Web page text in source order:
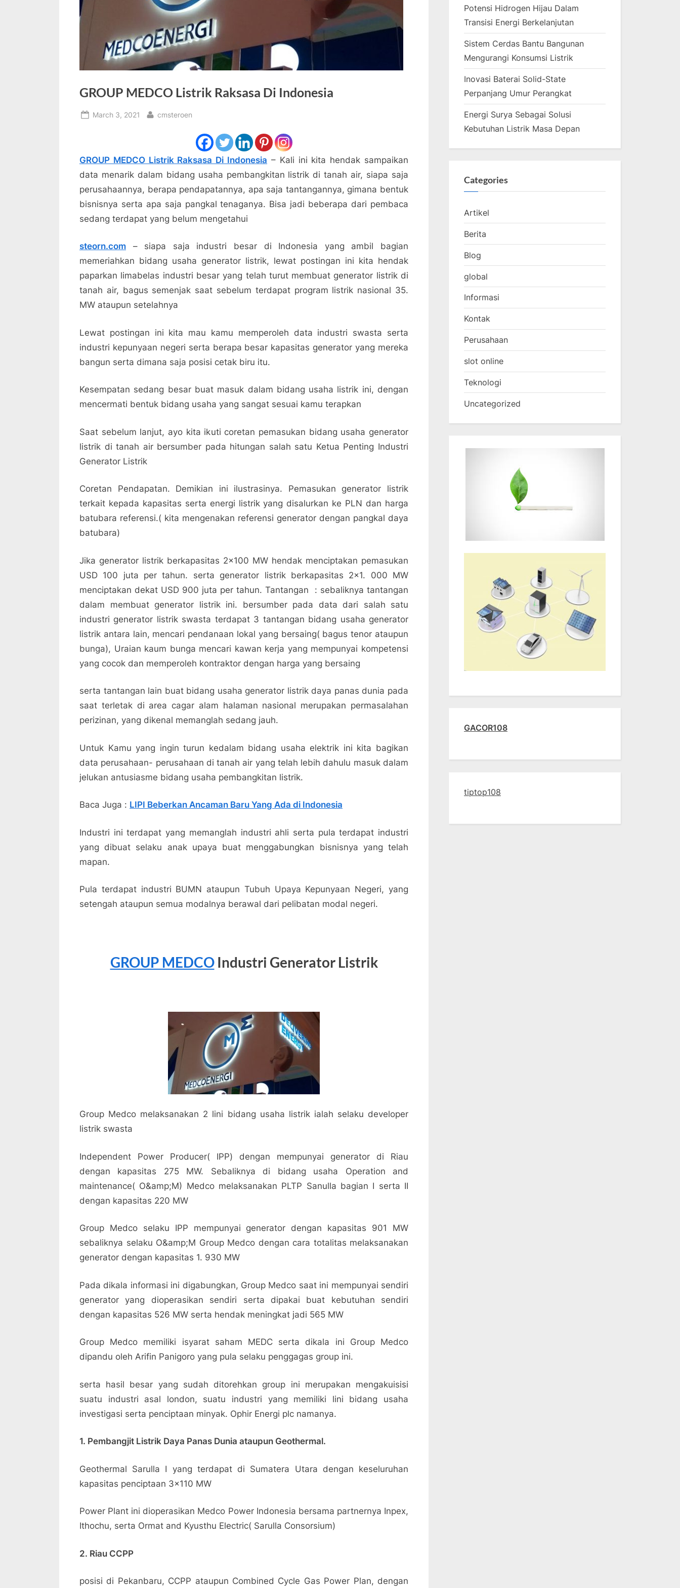
GROUP MEDCO Listrik Raksasa Di Indonesia
Posted
March 3, 2021 By
cmsteroen
GROUP MEDCO Listrik Raksasa Di Indonesia – Kali ini kita hendak sampaikan
data menarik dalam bidang usaha pembangkitan listrik di tanah air, siapa saja
perusahaannya, berapa pendapatannya, apa saja tantangannya, gimana bentuk
bisnisnya serta apa saja pangkal tenaganya. Bisa jadi beberapa dari pembaca
sedang terdapat yang belum mengetahui
steorn.com – siapa saja industri besar di Indonesia yang ambil bagian
memeriahkan bidang usaha generator listrik, lewat postingan ini kita hendak
paparkan limabelas industri besar yang telah turut membuat generator listrik di
tanah air, bagus semenjak saat sebelum terdapat program listrik nasional 35.
MW ataupun setelahnya
Lewat postingan ini kita mau kamu memperoleh data industri swasta serta
industri kepunyaan negeri serta berapa besar kapasitas generator yang mereka
bangun serta dimana saja posisi cetak biru itu.
Kesempatan sedang besar buat masuk dalam bidang usaha listrik ini, dengan
mencermati bentuk bidang usaha yang sangat sesuai kamu terapkan
Saat sebelum lanjut, ayo kita ikuti coretan pemasukan bidang usaha generator
listrik di tanah air bersumber pada hitungan salah satu Ketua Penting Industri
Generator Listrik
Coretan Pendapatan. Demikian ini ilustrasinya. Pemasukan generator listrik
terkait kepada kapasitas serta energi listrik yang disalurkan ke PLN dan harga
batubara referensi.( kita mengenakan referensi generator dengan pangkal daya
batubara)
Jika generator listrik berkapasitas 2×100 MW hendak menciptakan pemasukan
USD 100 juta per tahun. serta generator listrik berkapasitas 2×1. 000 MW
menciptakan dekat USD 900 juta per tahun. Tantangan : sebaliknya tantangan
dalam membuat generator listrik ini. bersumber pada data dari salah satu
industri generator listrik swasta terdapat 3 tantangan bidang usaha generator
listrik antara lain, mencari pendanaan lokal yang bersaing( bagus tenor ataupun
bunga), Uraian kaum bunga mencari kawan kerja yang mempunyai kompetensi
yang cocok dan memperoleh kontraktor dengan harga yang bersaing
serta tantangan lain buat bidang usaha generator listrik daya panas dunia pada
saat terletak di area cagar alam halaman nasional merupakan permasalahan
perizinan, yang dikenal memanglah sedang jauh.
Untuk Kamu yang ingin turun kedalam bidang usaha elektrik ini kita bagikan
data perusahaan- perusahaan di tanah air yang telah lebih dahulu masuk dalam
jelukan antusiasme bidang usaha pembangkitan listrik.
Baca Juga : LIPI Beberkan Ancaman Baru Yang Ada di Indonesia
Industri ini terdapat yang memanglah industri ahli serta pula terdapat industri
yang dibuat selaku anak upaya buat menggabungkan bisnisnya yang telah
mapan.
Pula terdapat industri BUMN ataupun Tubuh Upaya Kepunyaan Negeri, yang
setengah ataupun semua modalnya berawal dari pelibatan modal negeri.
GROUP MEDCOIndustri Generator Listrik
Group Medco melaksanakan 2 lini bidang usaha listrik ialah selaku developer
listrik swasta
Independent Power Producer( IPP) dengan mempunyai generator di Riau
dengan kapasitas 275 MW. Sebaliknya di bidang usaha Operation and
maintenance( O&amp;M) Medco melaksanakan PLTP Sanulla bagian I serta II
dengan kapasitas 220 MW
Group Medco selaku IPP mempunyai generator dengan kapasitas 901 MW
sebaliknya selaku O&amp;M Group Medco dengan cara totalitas melaksanakan
generator dengan kapasitas 1. 930 MW
Pada dikala informasi ini digabungkan, Group Medco saat ini mempunyai sendiri
generator yang dioperasikan sendiri serta dipakai buat kebutuhan sendiri
dengan kapasitas 526 MW serta hendak meningkat jadi 565 MW
Group Medco memiliki isyarat saham MEDC serta dikala ini Group Medco
dipandu oleh Arifin Panigoro yang pula selaku penggagas group ini.
serta hasil besar yang sudah ditorehkan group ini merupakan mengakuisisi
suatu industri asal london, suatu industri yang memiliki lini bidang usaha
investigasi serta penciptaan minyak. Ophir Energi plc namanya.
1. Pembangjit Listrik Daya Panas Dunia ataupun Geothermal.
Geothermal Sarulla I yang terdapat di Sumatera Utara dengan keseluruhan
kapasitas penciptaan 3×110 MW
Power Plant ini dioperasikan Medco Power Indonesia bersama partnernya Inpex,
Ithochu, serta Ormat and Kyusthu Electric( Sarulla Consorsium)
2. Riau CCPP
posisi di Pekanbaru, CCPP ataupun Combined Cycle Gas Power Plan, dengan
Potensi Hidrogen Hijau Dalam
Transisi Energi Berkelanjutan
Sistem Cerdas Bantu Bangunan
Mengurangi Konsumsi Listrik
Inovasi Baterai Solid-State
Perpanjang Umur Perangkat
Energi Surya Sebagai Solusi
Kebutuhan Listrik Masa Depan
Categories
Artikel
Berita
Blog
global
Informasi
Kontak
Perusahaan
slot online
Teknologi
Uncategorized
GACOR108
tiptop108